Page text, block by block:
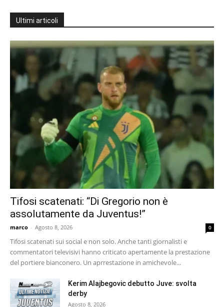
Ultimi articoli
Tifosi scatenati: “Di Gregorio non è
assolutamente da Juventus!”
marco - Agosto 8, 2026 0
Tifosi scatenati sui social e non solo. Anche tanti giornalisti e
commentatori televisivi hanno criticato apertamente la prestazione
del portiere bianconero. Un aprrestazione in amichevole...
Kerim Alajbegovic debutto Juve: svolta
derby
Agosto 8, 2026